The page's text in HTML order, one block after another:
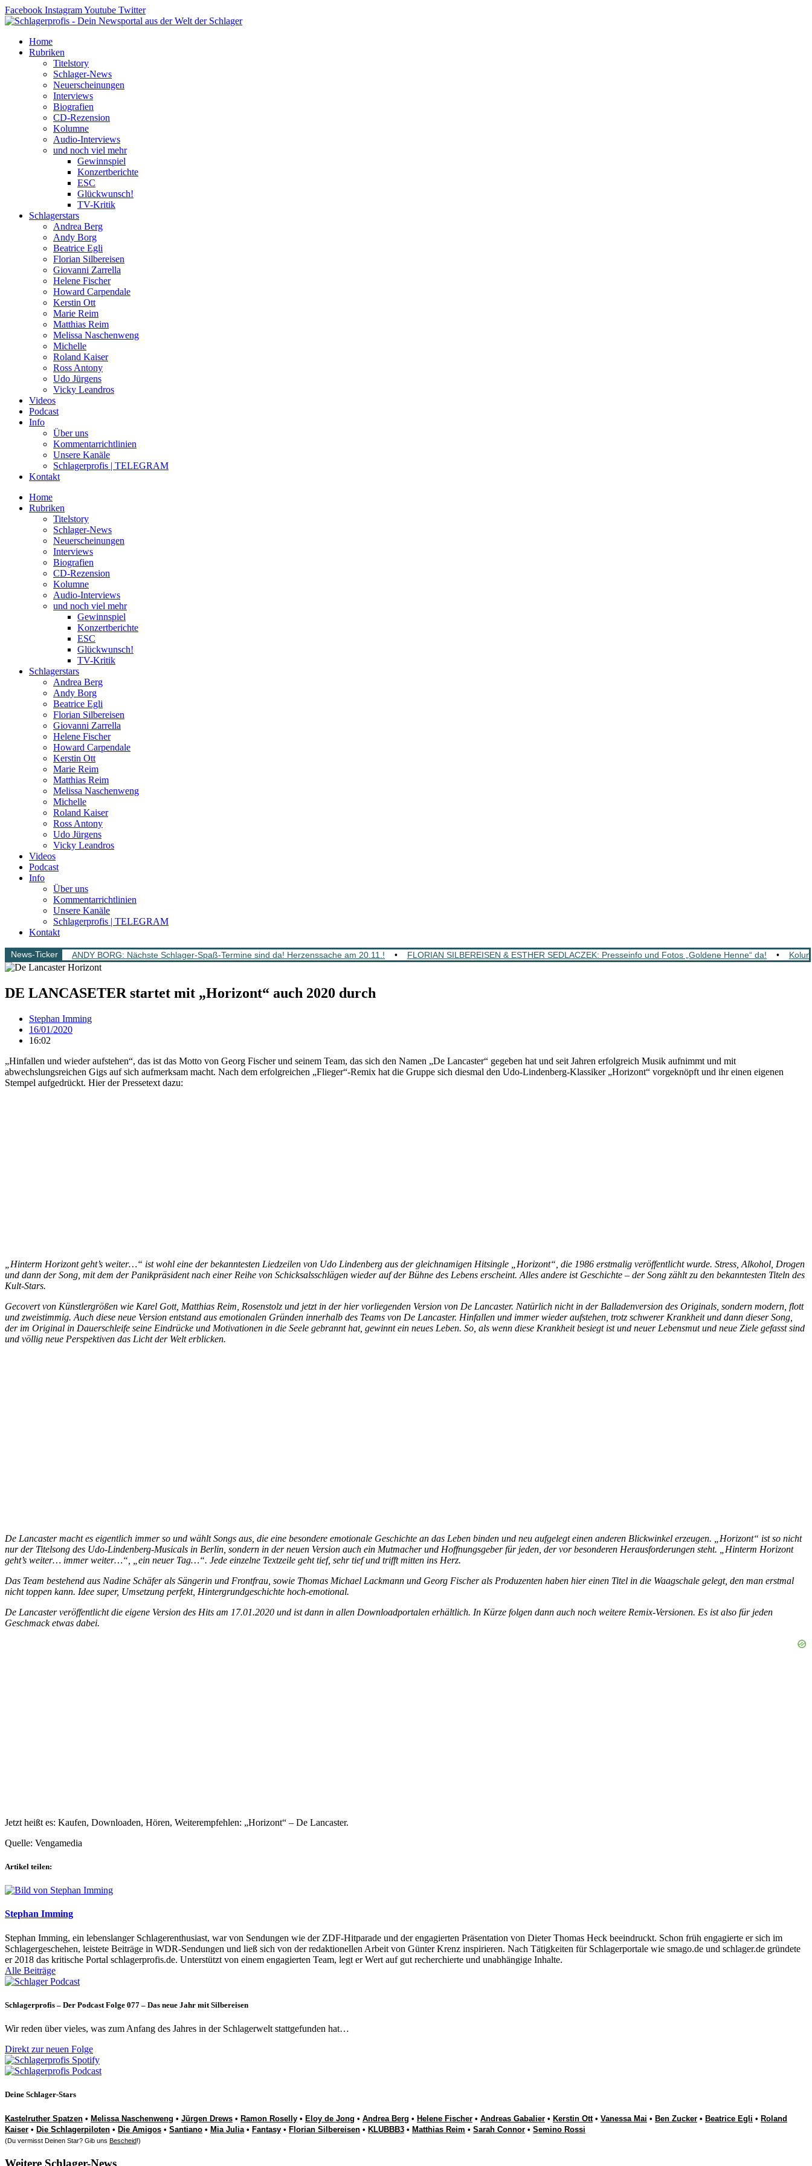
Zum
Inhalt
Facebook InstagramYoutube Twitter
Home
Rubriken
Titelstory
Schlager-News
Neuerscheinungen
Interviews
Biografien
CD-Rezension
Kolumne
Audio-Interviews
und noch viel mehr
Gewinnspiel
Konzertberichte
ESC
Glückwunsch!
TV-Kritik
Schlagerstars
Andrea Berg
Andy Borg
Beatrice Egli
Florian Silbereisen
Giovanni Zarrella
Helene Fischer
Howard Carpendale
Kerstin Ott
Marie Reim
Matthias Reim
Melissa Naschenweng
Michelle
Roland Kaiser
Ross Antony
Udo Jürgens
Vicky Leandros
Videos
Podcast
Info
Über uns
Kommentarrichtlinien
Unsere Kanäle
Schlagerprofis | TELEGRAM
Kontakt
Home
Rubriken
Titelstory
Schlager-News
Neuerscheinungen
Interviews
Biografien
CD-Rezension
Kolumne
Audio-Interviews
und noch viel mehr
Gewinnspiel
Konzertberichte
ESC
Glückwunsch!
TV-Kritik
Schlagerstars
Andrea Berg
Andy Borg
Beatrice Egli
Florian Silbereisen
Giovanni Zarrella
Helene Fischer
Howard Carpendale
Kerstin Ott
Marie Reim
Matthias Reim
Melissa Naschenweng
Michelle
Roland Kaiser
Ross Antony
Udo Jürgens
Vicky Leandros
Videos
Podcast
Info
Über uns
Kommentarrichtlinien
Unsere Kanäle
Schlagerprofis | TELEGRAM
Kontakt
News-Ticker ANDY BORG: Nächste Schlager-Spaß-Termine sind da! Herzenssache am 20.11.! • FLORIAN SILBEREISEN & ESTHER SEDLACZEK: Presseinfo und Fotos „Goldene Henne“ da! •
DE LANCASETER startet mit „Horizont“ auch 2020 durch
Stephan Imming
16/01/2020
16:02
„Hinfallen und wieder aufstehen“, das ist das Motto von Georg Fischer und seinem Team, das sich den Namen „De Lancaster“ gegeben hat und seit Jahren erfolgreich Musik aufnimmt und mit
abwechslungsreichen Gigs auf sich aufmerksam macht. Nach dem erfolgreichen „Flieger“-Remix hat die Gruppe sich diesmal den Udo-Lindenberg-Klassiker „Horizont“ vorgeknöpft und ihr einen eigenen
Stempel aufgedrückt. Hier der Pressetext dazu:
„Hinterm Horizont geht’s weiter…“ ist wohl eine der bekanntesten Liedzeilen von Udo Lindenberg aus der gleichnamigen Hitsingle „Horizont“, die 1986 erstmalig veröffentlicht wurde. Stress, Alkohol, Drogen
und dann der Song, mit dem der Panikpräsident nach einer Reihe von Schicksalsschlägen wieder auf der Bühne des Lebens erscheint. Alles andere ist Geschichte – der Song zählt zu den bekanntesten Titeln des
Kult-Stars.
Gecovert von Künstlergrößen wie Karel Gott, Matthias Reim, Rosenstolz und jetzt in der hier vorliegenden Version von De Lancaster. Natürlich nicht in der Balladenversion des Originals, sondern modern, flott
und zweistimmig. Auch diese neue Version entstand aus emotionalen Gründen innerhalb des Teams von De Lancaster. Hinfallen und immer wieder aufstehen, trotz schwerer Krankheit und dann dieser Song,
der im Original in Dauerschleife seine Eindrücke und Motivationen in die Seele gebrannt hat, gewinnt ein neues Leben. So, als wenn diese Krankheit besiegt ist und neuer Lebensmut und neue Ziele gefasst sind
und völlig neue Perspektiven das Licht der Welt erblicken.
De Lancaster macht es eigentlich immer so und wählt Songs aus, die eine besondere emotionale Geschichte an das Leben binden und neu aufgelegt einen anderen Blickwinkel erzeugen. „Horizont“ ist so nicht
nur der Titelsong des Udo-Lindenberg-Musicals in Berlin, sondern in der neuen Version auch ein Mutmacher und Hoffnungsgeber für jeden, der vor besonderen Herausforderungen steht. „Hinterm Horizont
geht’s weiter… immer weiter…“, „ein neuer Tag…“. Jede einzelne Textzeile geht tief, sehr tief und trifft mitten ins Herz.
Das Team bestehend aus Nadine Schäfer als Sängerin und Frontfrau, sowie Thomas Michael Lackmann und Georg Fischer als Produzenten haben hier einen Titel in die Waagschale gelegt, den man erstmal
nicht toppen kann. Idee super, Umsetzung perfekt, Hintergrundgeschichte hoch-emotional.
De Lancaster veröffentlicht die eigene Version des Hits am 17.01.2020 und ist dann in allen Downloadportalen erhältlich. In Kürze folgen dann auch noch weitere Remix-Versionen. Es ist also für jeden
Geschmack etwas dabei.
Jetzt heißt es: Kaufen, Downloaden, Hören, Weiterempfehlen: „Horizont“ – De Lancaster.
Quelle: Vengamedia
Artikel teilen:
Stephan Imming
Stephan Imming, ein lebenslanger Schlagerenthusiast, war von Sendungen wie der ZDF-Hitparade und der engagierten Präsentation von Dieter Thomas Heck beeindruckt. Schon früh engagierte er sich im
Schlagergeschehen, leistete Beiträge in WDR-Sendungen und ließ sich von der redaktionellen Arbeit von Günter Krenz inspirieren. Nach Tätigkeiten für Schlagerportale wie smago.de und schlager.de gründete
er 2018 das kritische Portal schlagerprofis.de. Unterstützt von einem engagierten Team, legt er Wert auf gut recherchierte und unabhängige Inhalte.
Alle Beiträge
Schlagerprofis – Der Podcast Folge 077 – Das neue Jahr mit Silbereisen
Wir reden über vieles, was zum Anfang des Jahres in der Schlagerwelt stattgefunden hat…
Direkt zur neuen Folge
Deine Schlager-Stars
Kastelruther Spatzen • Melissa Naschenweng • Jürgen Drews • Ramon Roselly • Eloy de Jong • Andrea Berg • Helene Fischer • Andreas Gabalier • Kerstin Ott• Vanessa Mai • Ben Zucker • Beatrice Egli • Roland
Kaiser • Die Schlagerpiloten • Die Amigos • Santiano • Mia Julia• Fantasy • Florian Silbereisen • KLUBBB3 • Matthias Reim • Sarah Connor • Semino Rossi
(Du vermisst Deinen Star? Gib uns Bescheid!)
Weitere Schlager-News